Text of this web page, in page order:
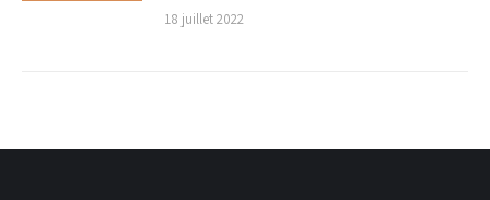
18 juillet 2022